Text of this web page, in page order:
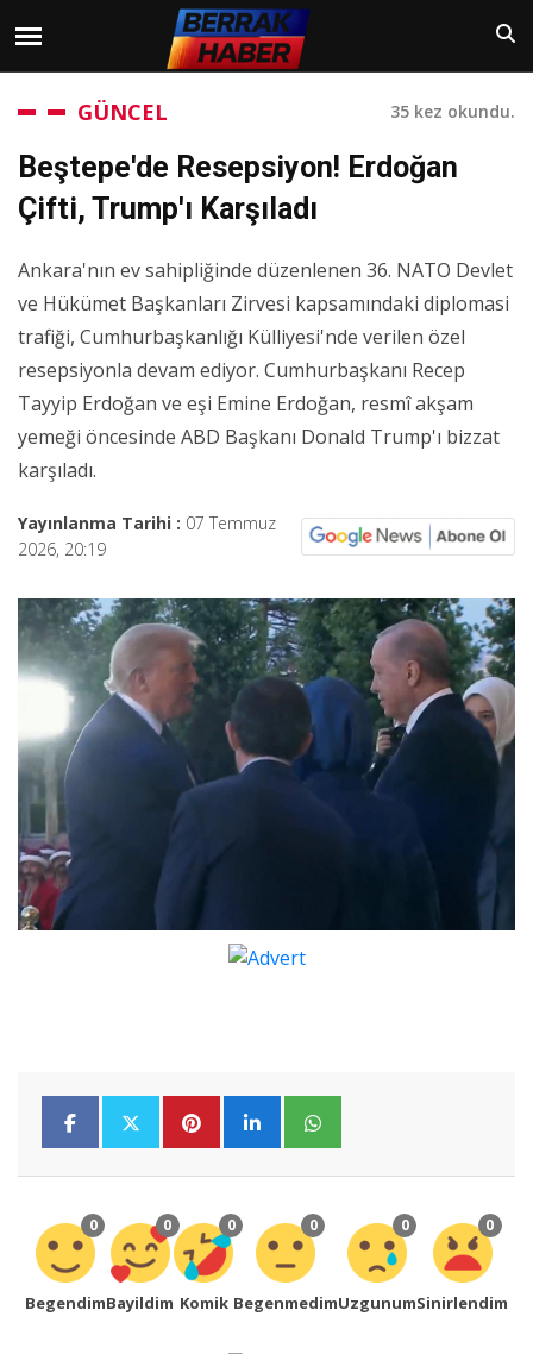
GÜNCEL 35 kez okundu.
Beştepe'de Resepsiyon! Erdoğan
Çifti, Trump'ı Karşıladı
Ankara'nın ev sahipliğinde düzenlenen 36. NATO Devlet
ve Hükümet Başkanları Zirvesi kapsamındaki diplomasi
trafiği, Cumhurbaşkanlığı Külliyesi'nde verilen özel
resepsiyonla devam ediyor. Cumhurbaşkanı Recep
Tayyip Erdoğan ve eşi Emine Erdoğan, resmî akşam
yemeği öncesinde ABD Başkanı Donald Trump'ı bizzat
karşıladı.
Yayınlanma Tarihi : 07 Temmuz
2026, 20:19
0
Begendim
0
Bayildim
0
Komik
0
Begenmedim
0
Uzgunum
0
Sinirlendim